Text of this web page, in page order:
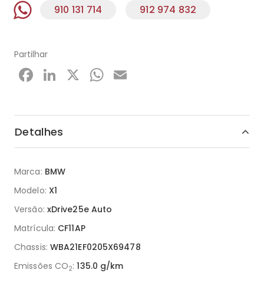
910 131 714 912 974 832
Partilhar
Facebook
LinkedIn
X WhatsApp
Detalhes
Marca: BMW
Modelo: X1
Versão: xDrive25e Auto
Matrícula: CF11AP
Chassis: WBA21EF0205X69478
Emissões CO2: 135.0 g/km